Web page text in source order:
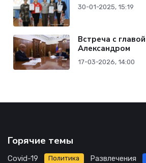
30-01-2025, 15:19
Встреча с
Александром
17-03-2026, 14:00
Горячие темы
Covid-19 Политика Развлечения